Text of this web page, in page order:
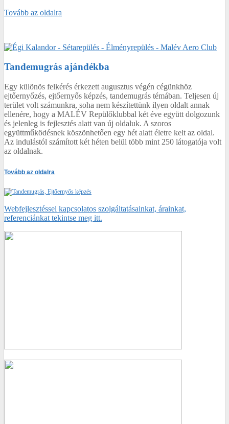
Tovább az oldalra
Tandemugrás ajándékba
Egy különös felkérés érkezett augusztus végén cégünkhöz
ejtőernyőzés, ejtőernyős képzés, tandemugrás témában. Teljesen új
terület volt számunkra, soha nem készítettünk ilyen oldalt annak
ellenére, hogy a MALÉV Repülőklubbal két éve együtt dolgozunk
és jelenleg is fejlesztés alatt van új oldaluk. A szoros
együttműködésnek köszönhetően egy hét alatt életre kelt az oldal.
Az indulástól számított két héten belül több mint 250 látogatója volt
az oldalnak.
Tovább az oldalra
Webfejlesztéssel kapcsolatos szolgáltatásainkat, árainkat,
referenciánkat tekintse meg itt.